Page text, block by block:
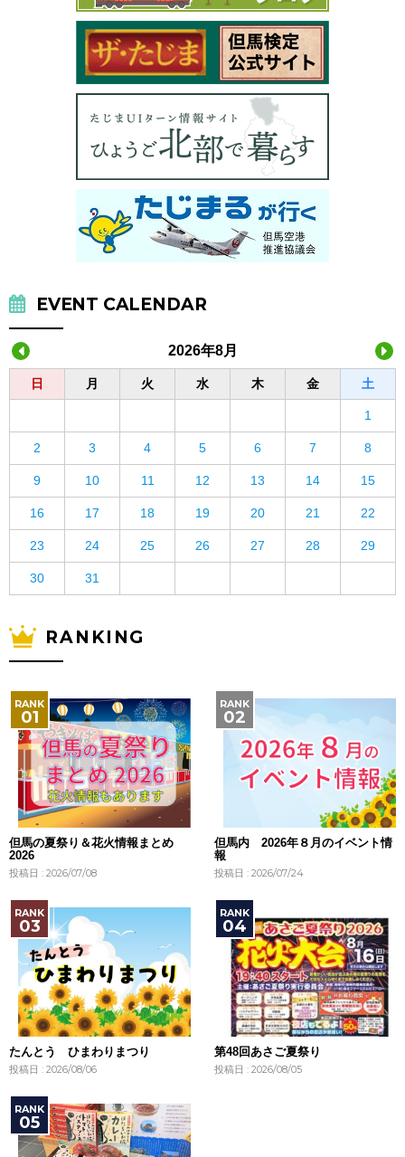
EVENT CALENDAR
2026年8月
日 月 火 水 木 金 土
1
2 3 4 5 6 7 8
9 10 11 12 13 14 15
16 17 18 19 20 21 22
23 24 25 26 27 28 29
30 31
RANKING
但馬の夏祭り＆花火情報まとめ
2026
投稿日 : 2026/07/08
但馬内 2026年８月のイベント情
報
投稿日 : 2026/07/24
たんとう ひまわりまつり
投稿日 : 2026/08/06
第48回あさご夏祭り
投稿日 : 2026/08/05